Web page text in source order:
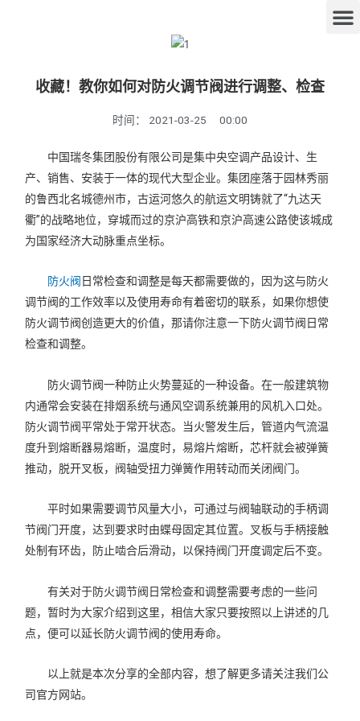
收藏！教你如何对防火调节阀进行调整、检查
时间： 2021-03-25 00:00
中国瑞冬集团股份有限公司是集中央空调产品设计、生
产、销售、安装于一体的现代大型企业。集团座落于园林秀丽
的鲁西北名城德州市，古运河悠久的航运文明铸就了“九达天
衢”的战略地位，穿城而过的京沪高铁和京沪高速公路使该城成
为国家经济大动脉重点坐标。
防火阀 日常检查和调整是每天都需要做的，因为这与防火
调节阀的工作效率以及使用寿命有着密切的联系，如果你想使
防火调节阀创造更大的价值，那请你注意一下防火调节阀日常
检查和调整。
防火调节阀一种防止火势蔓延的一种设备。在一般建筑物
内通常会安装在排烟系统与通风空调系统兼用的风机入口处。
防火调节阀平常处于常开状态。当火警发生后，管道内气流温
度升到熔断器易熔断，温度时，易熔片熔断，芯杆就会被弹簧
推动，脱开叉板，阀轴受扭力弹簧作用转动而关闭阀门。
平时如果需要调节风量大小，可通过与阀轴联动的手柄调
节阀门开度，达到要求时由蝶母固定其位置。叉板与手柄接触
处制有环齿，防止啮合后滑动，以保持阀门开度调定后不变。
有关对于防火调节阀日常检查和调整需要考虑的一些问
题，暂时为大家介绍到这里，相信大家只要按照以上讲述的几
点，便可以延长防火调节阀的使用寿命。
以上就是本次分享的全部内容，想了解更多请关注我们公
司官方网站。